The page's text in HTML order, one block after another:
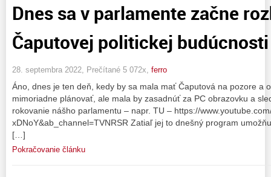
Dnes sa v parlamente začne
Čaputovej politickej
28. septembra 2022, Prečítané 5 072x, ferro
Áno, dnes je ten deň, kedy by sa mala mať Čaputová na pozore a
mimoriadne plánovať, ale mala by zasadnúť za PC obrazovku a
rokovanie nášho parlamentu – napr. TU – https://
xDNoY&ab_channel=TVNRSR Zatiaľ jej to dnešný program
[…]
Pokračovanie článku